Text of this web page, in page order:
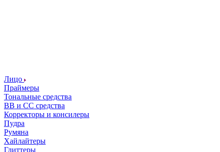
Лицо
Праймеры
Тональные средства
ВВ и СС средства
Корректоры и консилеры
Пудра
Румяна
Хайлайтеры
Глиттеры